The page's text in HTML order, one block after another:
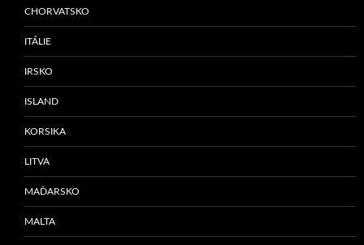
CHORVATSKO
ITÁLIE
IRSKO
ISLAND
KORSIKA
LITVA
MAĎARSKO
MALTA